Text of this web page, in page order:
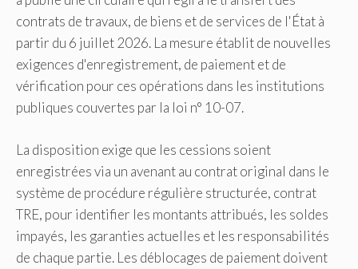
contrats de travaux, de biens et de services de l'État à
partir du 6 juillet 2026. La mesure établit de nouvelles
exigences d'enregistrement, de paiement et de
vérification pour ces opérations dans les institutions
publiques couvertes par la loi n° 10-07.
La disposition exige que les cessions soient
enregistrées via un avenant au contrat original dans le
système de procédure régulière structurée, contrat
TRE, pour identifier les montants attribués, les soldes
impayés, les garanties actuelles et les responsabilités
de chaque partie. Les déblocages de paiement doivent